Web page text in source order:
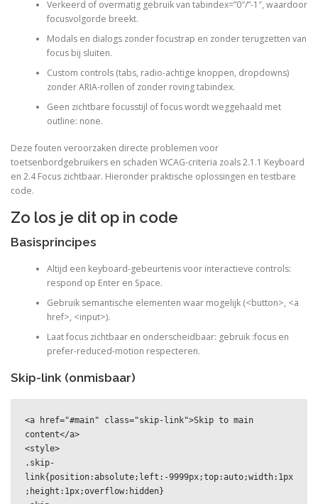
Verkeerd of overmatig gebruik van tabindex=”0″/”-1″, waardoor
focusvolgorde breekt.
Modals en dialogs zonder focustrap en zonder terugzetten van
focus bij sluiten.
Custom controls (tabs, radio-achtige knoppen, dropdowns)
zonder ARIA-rollen of zonder roving tabindex.
Geen zichtbare focusstijl of focus wordt weggehaald met
outline: none.
Deze fouten veroorzaken directe problemen voor
toetsenbordgebruikers en schaden WCAG-criteria zoals 2.1.1 Keyboard
en 2.4 Focus zichtbaar. Hieronder praktische oplossingen en testbare
code.
Zo los je dit op in code
Basisprincipes
Altijd een keyboard-gebeurtenis voor interactieve controls:
respond op Enter en Space.
Gebruik semantische elementen waar mogelijk (<button>, <a
href>, <input>).
Laat focus zichtbaar en onderscheidbaar: gebruik :focus en
prefer-reduced-motion respecteren.
Skip-link (onmisbaar)
<a href="#main" class="skip-link">Skip to main
content</a>
<style>
.skip-
link{position:absolute;left:-9999px;top:auto;width:1px
;height:1px;overflow:hidden}